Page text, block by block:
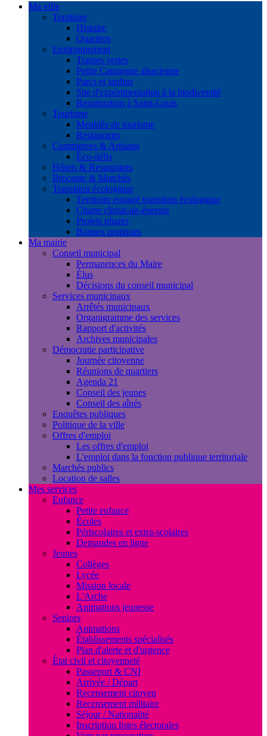
Ma ville
Territoire
Histoire
Quartiers
Environnement
Trames vertes
Petite Camargue alsacienne
Parcs et jardins
Site d'expérimentation à la biodiversité
Renaturation à Saint-Louis
Tourisme
Meublés de tourisme
Restaurants
Commerces & Artisans
Éco-défis
Hôtels & Restaurants
Brocante & Marchés
Transition écologique
Territoire engagé transition écologique
Charte climat-air-énergie
Projets phares
Bonnes pratiques
Ma mairie
Conseil municipal
Permanences du Maire
Élus
Décisions du conseil municipal
Services municipaux
Arrêtés municipaux
Organigramme des services
Rapport d'activités
Archives municipales
Démocratie participative
Journée citoyenne
Réunions de quartiers
Agenda 21
Conseil des jeunes
Conseil des aînés
Enquêtes publiques
Politique de la ville
Offres d'emploi
Les offres d'emploi
L'emploi dans la fonction publique territoriale
Marchés publics
Location de salles
Mes services
Enfance
Petite enfance
Écoles
Périscolaires et extra-scolaires
Demandes en ligne
Jeunes
Collèges
Lycée
Mission locale
L'Arche
Animations jeunesse
Seniors
Animations
Établissements spécialisés
Plan d'alerte et d'urgence
État civil et citoyenneté
Passeport & CNI
Arrivée / Départ
Recensement citoyen
Recensement militaire
Séjour / Nationalité
Inscription listes électorales